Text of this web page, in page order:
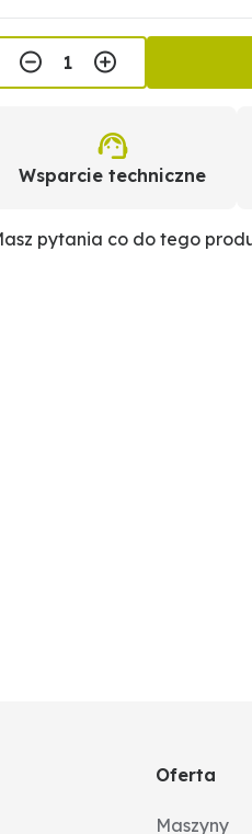
Wsparcie techniczne
pytania co do tego
Oferta
Maszyny